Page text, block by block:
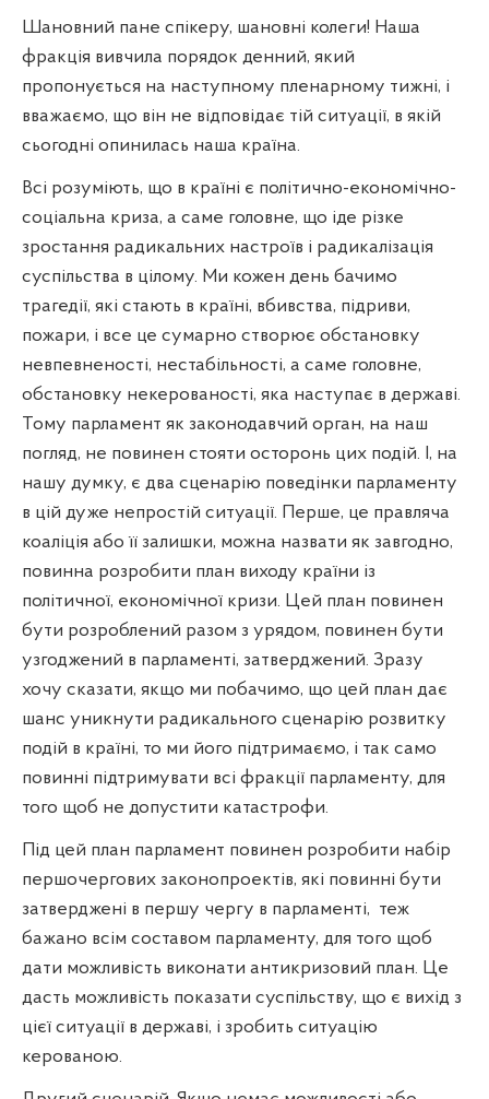
Шановний пане спікеру, шановні колеги! Наша
фракція вивчила порядок денний, який
пропонується на наступному пленарному тижні, і
вважаємо, що він не відповідає тій ситуації, в якій
сьогодні опинилась наша країна.
Всі розуміють, що в країні є політично-економічно-
соціальна криза, а саме головне, що іде різке
зростання радикальних настроїв і радикалізація
суспільства в цілому. Ми кожен день бачимо
трагедії, які стають в країні, вбивства, підриви,
пожари, і все це сумарно створює обстановку
невпевненості, нестабільності, а саме головне,
обстановку некерованості, яка наступає в державі.
Тому парламент як законодавчий орган, на наш
погляд, не повинен стояти осторонь цих подій. І, на
нашу думку, є два сценарію поведінки парламенту
в цій дуже непростій ситуації. Перше, це правляча
коаліція або її залишки, можна назвати як завгодно,
повинна розробити план виходу країни із
політичної, економічної кризи. Цей план повинен
бути розроблений разом з урядом, повинен бути
узгоджений в парламенті, затверджений. Зразу
хочу сказати, якщо ми побачимо, що цей план дає
шанс уникнути радикального сценарію розвитку
подій в країні, то ми його підтримаємо, і так само
повинні підтримувати всі фракції парламенту, для
того щоб не допустити катастрофи.
Під цей план парламент повинен розробити набір
першочергових законопроектів, які повинні бути
затверджені в першу чергу в парламенті, теж
бажано всім составом парламенту, для того щоб
дати можливість виконати антикризовий план. Це
дасть можливість показати суспільству, що є вихід з
цієї ситуації в державі, і зробить ситуацію
керованою.